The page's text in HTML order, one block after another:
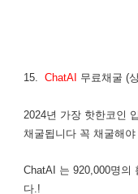
15.ChatAI 무료채굴 (
2024년 가장 핫한코인
채굴됩니다 꼭 채굴해
ChatAI 는 920,000명의
다.!